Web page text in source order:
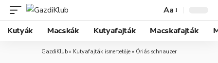
Aa
Kutyák
Macskák Kutyafajták Macskafajták
GazdiKlub » Kutyafajták ismertetője » Óriás schnauzer